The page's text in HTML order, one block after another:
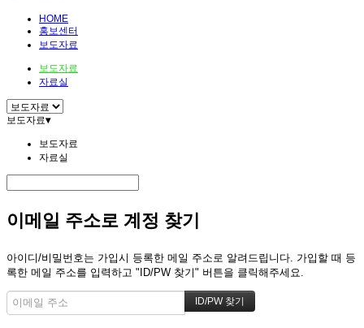
HOME
홍보센터
보도자료
보도자료
자료실
보도자료▾
보도자료
자료실
이메일 주소로 계정 찾기
아이디/비밀번호는 가입시 등록한 메일 주소로 알려드립니다. 가입할 때 등
록한 메일 주소를 입력하고 "ID/PW 찾기" 버튼을 클릭해주세요.